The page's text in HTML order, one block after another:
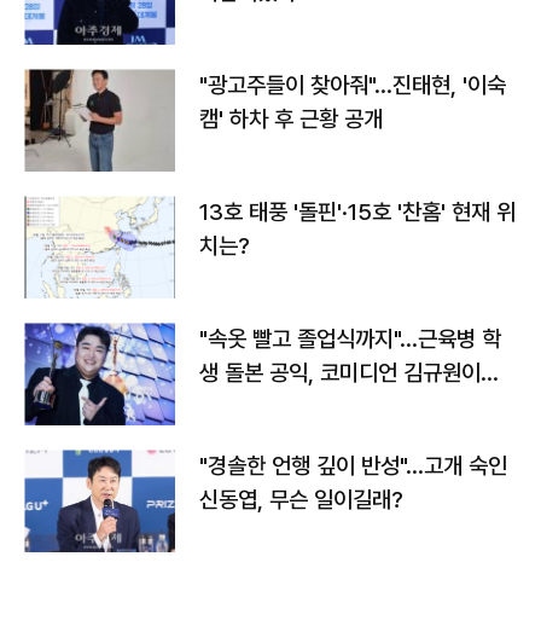
"광고주들이 찾아줘"…진태현, '이숙
캠' 하차 후 근황 공개
13호 태풍 '돌핀'·15호 '찬홈' 현재 위
치는?
"속옷 빨고 졸업식까지"…근육병 학
생 돌본 공익, 코미디언 김규원이었
"경솔한 언행 깊이 반성"…고개 숙인
신동엽, 무슨 일이길래?